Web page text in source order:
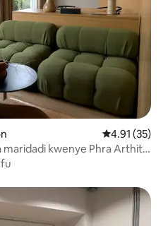
Ukadiriaji wa
4.91 (35)
maridadi kwenye Phra Arthit /